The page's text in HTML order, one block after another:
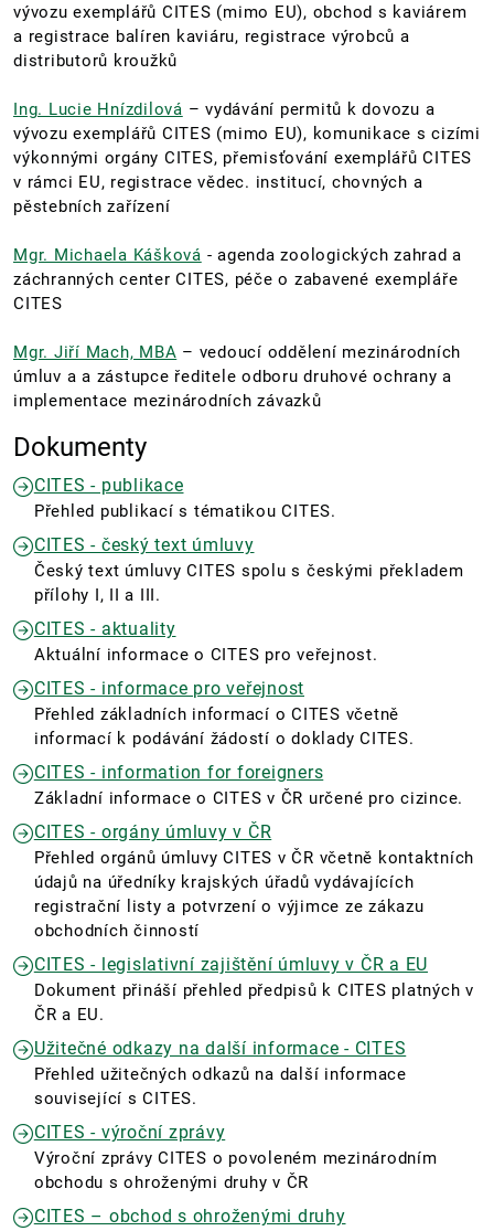
vývozu exemplářů CITES (mimo EU), obchod s kaviárem
a registrace balíren kaviáru, registrace výrobců a
distributorů kroužků
Ing. Lucie Hnízdilová – vydávání permitů k dovozu a
vývozu exemplářů CITES (mimo EU), komunikace s cizími
výkonnými orgány CITES, přemisťování exemplářů CITES
v rámci EU, registrace vědec. institucí, chovných a
pěstebních zařízení
Mgr. Michaela Kášková - agenda zoologických zahrad a
záchranných center CITES, péče o zabavené exempláře
CITES
Mgr. Jiří Mach, MBA – vedoucí oddělení mezinárodních
úmluv a a zástupce ředitele odboru druhové ochrany a
implementace mezinárodních závazků
Dokumenty
CITES - publikace
Přehled publikací s tématikou CITES.
CITES - český text úmluvy
Český text úmluvy CITES spolu s českými překladem
přílohy I, II a III.
CITES - aktuality
Aktuální informace o CITES pro veřejnost.
CITES - informace pro veřejnost
Přehled základních informací o CITES včetně
informací k podávání žádostí o doklady CITES.
CITES - information for foreigners
Základní informace o CITES v ČR určené pro cizince.
CITES - orgány úmluvy v ČR
Přehled orgánů úmluvy CITES v ČR včetně kontaktních
údajů na úředníky krajských úřadů vydávajících
registrační listy a potvrzení o výjimce ze zákazu
obchodních činností
CITES - legislativní zajištění úmluvy v ČR a EU
Dokument přináší přehled předpisů k CITES platných v
ČR a EU.
Užitečné odkazy na další informace - CITES
Přehled užitečných odkazů na další informace
související s CITES.
CITES - výroční zprávy
Výroční zprávy CITES o povoleném mezinárodním
obchodu s ohroženými druhy v ČR
CITES – obchod s ohroženými druhy